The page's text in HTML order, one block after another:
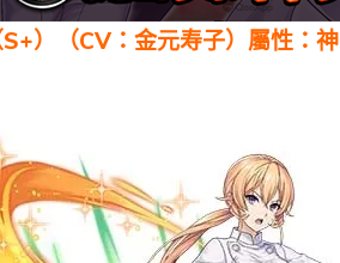
）（CV：金元寿子）屬性：神